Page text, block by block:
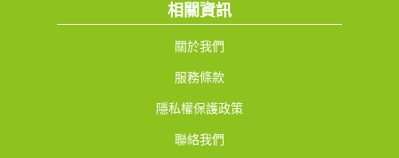
相關資訊
關於我們
服務條款
隱私權保護政策
聯絡我們